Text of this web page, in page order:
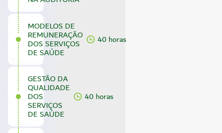
MODELOS DE
REMUNERAÇÃO
DOS SERVIÇOS
DE SAÚDE
40 horas
GESTÃO DA
QUALIDADE
DOS
SERVIÇOS
DE SAÚDE
40 horas